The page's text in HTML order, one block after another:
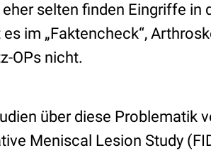
selten finden Eingriffe in
im „Faktencheck“,
OPs nicht.
über diese Problematik
Meniscal Lesion Study